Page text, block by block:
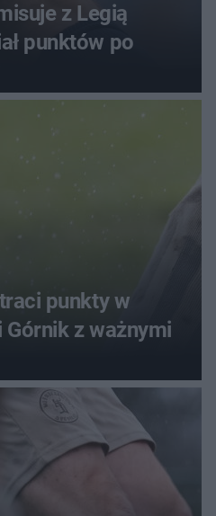
z Legią
punktów po
punkty w
z ważnymi